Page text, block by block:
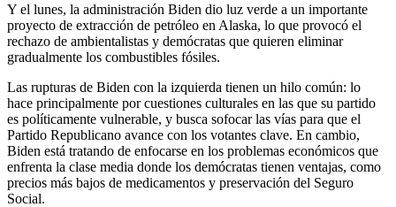
Y el lunes, la administración Biden dio luz verde a un importante
proyecto de extracción de petróleo en Alaska, lo que provocó el
rechazo de ambientalistas y demócratas que quieren eliminar
gradualmente los combustibles fósiles.
Las rupturas de Biden con la izquierda tienen un hilo común: lo
hace principalmente por cuestiones culturales en las que su partido
es políticamente vulnerable, y busca sofocar las vías para que el
Partido Republicano avance con los votantes clave. En cambio,
Biden está tratando de enfocarse en los problemas económicos que
enfrenta la clase media donde los demócratas tienen ventajas, como
precios más bajos de medicamentos y preservación del Seguro
Social.